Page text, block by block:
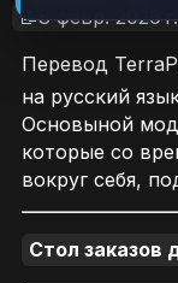
📝8 февр. 2026 г.
Перевод
на русский
Основыной
которые со
вокруг себя,
Стол заказов